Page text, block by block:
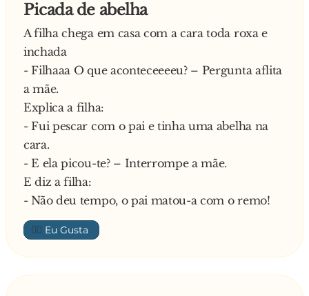
Picada de abelha
A filha chega em casa com a cara toda roxa e
inchada
- Filhaaa O que aconteceeeeu? – Pergunta aflita
a mãe.
Explica a filha:
- Fui pescar com o pai e tinha uma abelha na
cara.
- E ela picou-te? – Interrompe a mãe.
E diz a filha:
- Não deu tempo, o pai matou-a com o remo!
👍🏼